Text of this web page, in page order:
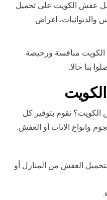
عفش الكويت على تحميل
اغراض
منافسة ورخيصة
بنا حالا.
نقوم بتوفير كل
وانواع الاثاث أو العفش.
العفش من المنازل أو